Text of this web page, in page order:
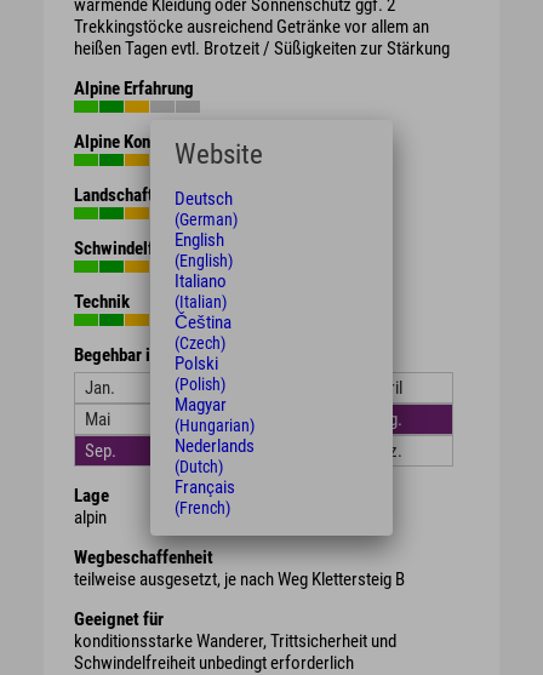
wärmende Kleidung oder Sonnenschutz ggf. 2
Trekkingstöcke ausreichend Getränke vor allem an
heißen Tagen evtl. Brotzeit / Süßigkeiten zur Stärkung
Alpine Erfahrung
Alpine Kondition
Landschaft
Schwindelfreiheit
Technik
Begehbar in den Monaten
Jan.
Feb.
April
Mai
Juni
Aug.
Sep.
Okt. Dez.
Lage
alpin
Wegbeschaffenheit
teilweise ausgesetzt, je nach Weg Klettersteig B
Geeignet für
konditionsstarke Wanderer, Trittsicherheit und
Schwindelfreiheit unbedingt erforderlich
Website
Deutsch
(German)
English
(English)
Italiano
(Italian)
Čeština
(Czech)
Polski
(Polish)
Magyar
(Hungarian)
Nederlands
(Dutch)
Français
(French)